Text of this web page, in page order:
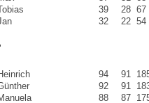
39 28 67
32 22 54
94 91
92 91
88 87